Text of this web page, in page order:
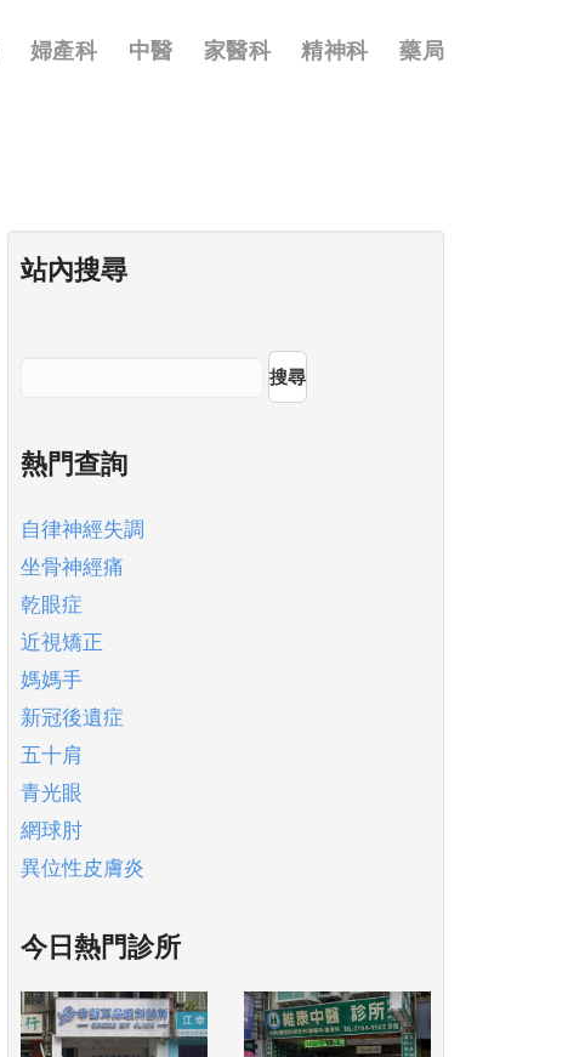
婦產科 中醫 家醫科 精神科 藥局
站內搜尋
搜尋
熱門查詢
自律神經失調
坐骨神經痛
乾眼症
近視矯正
媽媽手
新冠後遺症
五十肩
青光眼
網球肘
異位性皮膚炎
今日熱門診所